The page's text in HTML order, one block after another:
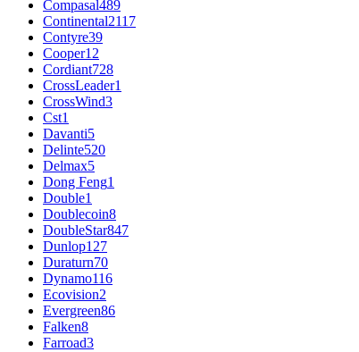
Compasal489
Continental2117
Contyre39
Cooper12
Cordiant728
CrossLeader1
CrossWind3
Cst1
Davanti5
Delinte520
Delmax5
Dong Feng1
Double1
Doublecoin8
DoubleStar847
Dunlop127
Duraturn70
Dynamo116
Ecovision2
Evergreen86
Falken8
Farroad3